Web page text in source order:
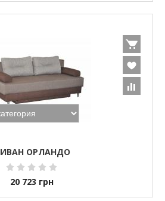
ОРЛАНДО
20 723 грн